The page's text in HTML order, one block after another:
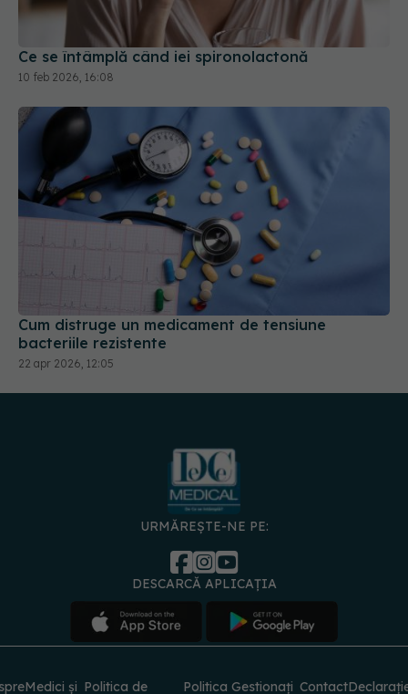
Ce se întâmplă când iei spironolactonă
10 feb 2026, 16:08
Cum distruge un medicament de tensiune
bacteriile rezistente
22 apr 2026, 12:05
URMĂREȘTE-NE PE:
Medici și Politica de
Politica Gestionați Contact